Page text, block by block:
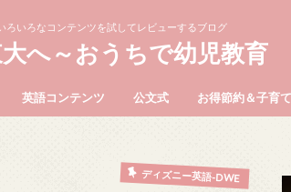
ろいろなコンテンツを試してレビューするブログ
へ～おうちで幼児教育
英語コンテンツ 公文式 お得節約＆子育
ディズニー英語-DWE